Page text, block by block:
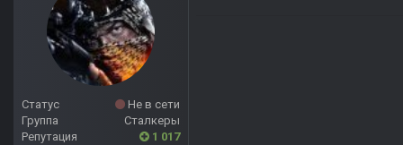
Статус
Не в сети
Группа
Сталкеры
Репутация
1 017